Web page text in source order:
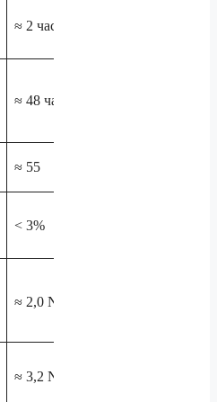
≈ 2 часа
≈ 48 часов
≈ 55
< 3%
≈ 2,0 N/mm
≈ 3,2 N/mm